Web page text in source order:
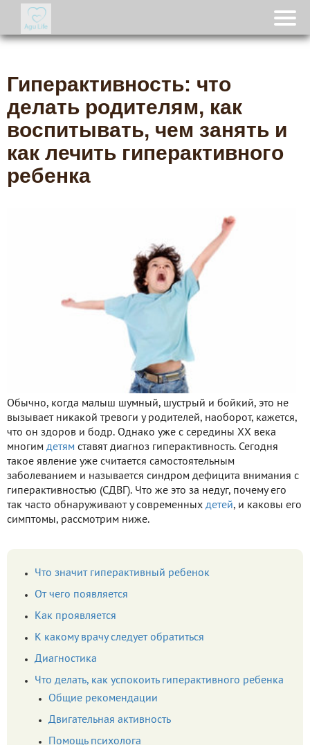
Гиперактивность: что
делать родителям, как
воспитывать, чем занять и
как лечить гиперактивного
ребенка
Обычно, когда малыш шумный, шустрый и бойкий, это не
вызывает никакой тревоги у родителей, наоборот, кажется,
что он здоров и бодр. Однако уже с середины XX века
многим детям ставят диагноз гиперактивность. Сегодня
такое явление уже считается самостоятельным
заболеванием и называется синдром дефицита внимания с
гиперактивностью (СДВГ). Что же это за недуг, почему его
так часто обнаруживают у современных детей, и каковы его
симптомы, рассмотрим ниже.
Что значит гиперактивный ребенок
От чего появляется
Как проявляется
К какому врачу следует обратиться
Диагностика
Что делать, как успокоить гиперактивного ребенка
Общие рекомендации
Двигательная активность
Помощь психолога